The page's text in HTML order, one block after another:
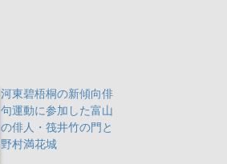
河東碧梧桐の新傾向俳
句運動に参加した富山
の俳人・筏井竹の門と
野村満花城